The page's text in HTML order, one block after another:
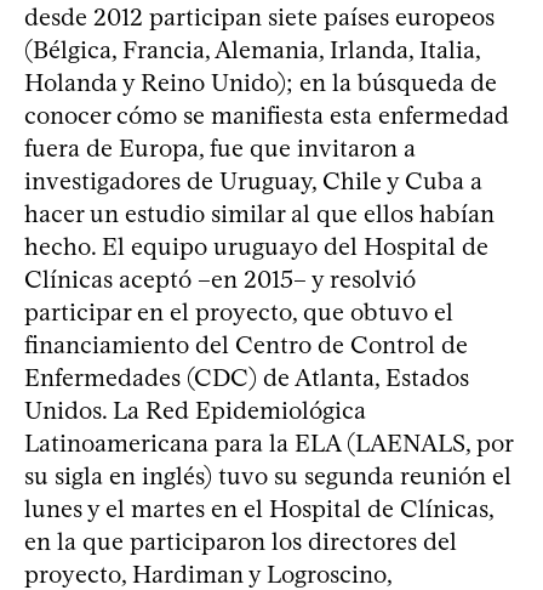
desde 2012 participan siete países europeos
(Bélgica, Francia, Alemania, Irlanda, Italia,
Holanda y Reino Unido); en la búsqueda de
conocer cómo se manifiesta esta enfermedad
fuera de Europa, fue que invitaron a
investigadores de Uruguay, Chile y Cuba a
hacer un estudio similar al que ellos habían
hecho. El equipo uruguayo del Hospital de
Clínicas aceptó –en 2015– y resolvió
participar en el proyecto, que obtuvo el
financiamiento del Centro de Control de
Enfermedades (CDC) de Atlanta, Estados
Unidos. La Red Epidemiológica
Latinoamericana para la ELA (LAENALS, por
su sigla en inglés) tuvo su segunda reunión el
lunes y el martes en el Hospital de Clínicas,
en la que participaron los directores del
proyecto, Hardiman y Logroscino,